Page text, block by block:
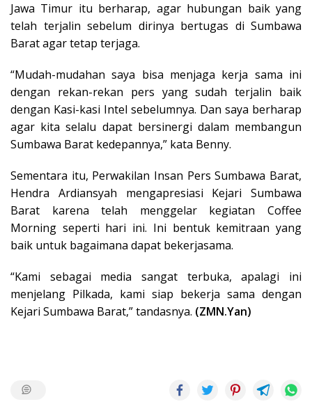
Jawa Timur itu berharap, agar hubungan baik yang
telah terjalin sebelum dirinya bertugas di Sumbawa
Barat agar tetap terjaga.
“Mudah-mudahan saya bisa menjaga kerja sama ini
dengan rekan-rekan pers yang sudah terjalin baik
dengan Kasi-kasi Intel sebelumnya. Dan saya berharap
agar kita selalu dapat bersinergi dalam membangun
Sumbawa Barat kedepannya,” kata Benny.
Sementara itu, Perwakilan Insan Pers Sumbawa Barat,
Hendra Ardiansyah mengapresiasi Kejari Sumbawa
Barat karena telah menggelar kegiatan Coffee
Morning seperti hari ini. Ini bentuk kemitraan yang
baik untuk bagaimana dapat bekerjasama.
“Kami sebagai media sangat terbuka, apalagi ini
menjelang Pilkada, kami siap bekerja sama dengan
Kejari Sumbawa Barat,” tandasnya. (ZMN.Yan)